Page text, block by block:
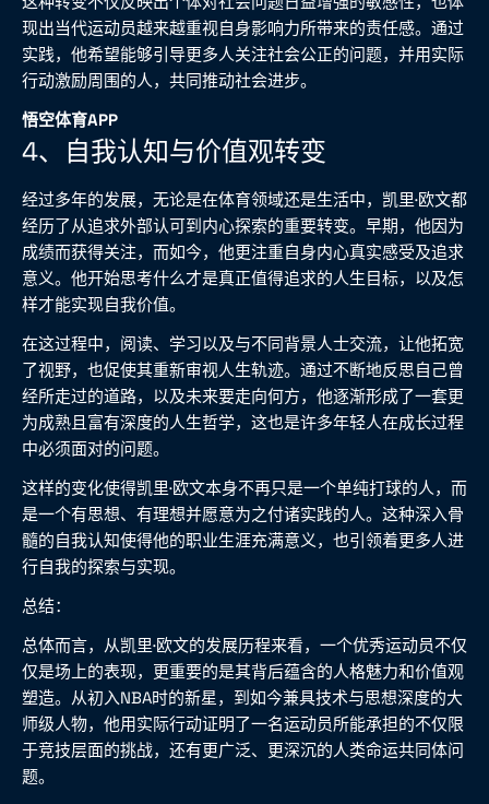
现出当代运动员越来越重视自身影响力所带来的责任感。通过
实践，他希望能够引导更多人关注社会公正的问题，并用实际
行动激励周围的人，共同推动社会进步。
悟空体育APP
4、自我认知与价值观转变
经过多年的发展，无论是在体育领域还是生活中，凯里·欧文都
经历了从追求外部认可到内心探索的重要转变。早期，他因为
成绩而获得关注，而如今，他更注重自身内心真实感受及追求
意义。他开始思考什么才是真正值得追求的人生目标，以及怎
样才能实现自我价值。
在这过程中，阅读、学习以及与不同背景人士交流，让他拓宽
了视野，也促使其重新审视人生轨迹。通过不断地反思自己曾
经所走过的道路，以及未来要走向何方，他逐渐形成了一套更
为成熟且富有深度的人生哲学，这也是许多年轻人在成长过程
中必须面对的问题。
这样的变化使得凯里·欧文本身不再只是一个单纯打球的人，而
是一个有思想、有理想并愿意为之付诸实践的人。这种深入骨
髓的自我认知使得他的职业生涯充满意义，也引领着更多人进
行自我的探索与实现。
总结：
总体而言，从凯里·欧文的发展历程来看，一个优秀运动员不仅
仅是场上的表现，更重要的是其背后蕴含的人格魅力和价值观
塑造。从初入NBA时的新星，到如今兼具技术与思想深度的大
师级人物，他用实际行动证明了一名运动员所能承担的不仅限
于竞技层面的挑战，还有更广泛、更深沉的人类命运共同体问
题。